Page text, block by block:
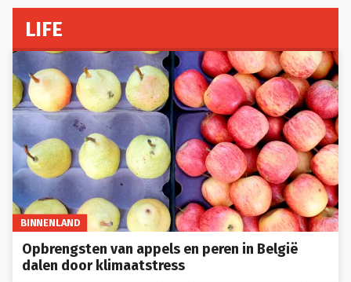
LIFE
BINNENLAND
Opbrengsten van appels en peren in België
dalen door klimaatstress